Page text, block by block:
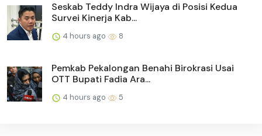
Seskab Teddy Indra Wijaya di Posisi Kedua
Survei Kinerja Kab...
4 hours ago 8
Pemkab Pekalongan Benahi Birokrasi Usai
OTT Bupati Fadia Ara...
4 hours ago 5